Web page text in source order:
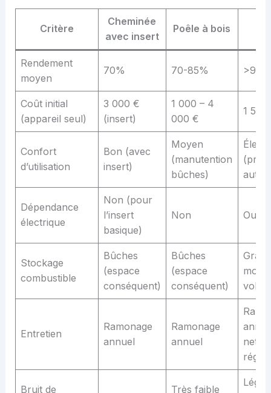
Critère
Cheminée
avec insert
Poêle à bois
Rendement
moyen
70% 70-85% >90%
Coût initial
(appareil seul)
3 000 €
(insert)
1 000 – 4
000 €
1
Confort
d’utilisation
Bon (avec
insert)
Moyen
(manutention
bûches)
Élevé
Dépendance
électrique
Non (pour
l’insert
basique)
Non Oui
Stockage
combustible
Bûches
(espace
conséquent)
Bûches
(espace
conséquent)
moins
Entretien
Ramonage
annuel
Ramonage
annuel
Bruit de Très faible
Léger